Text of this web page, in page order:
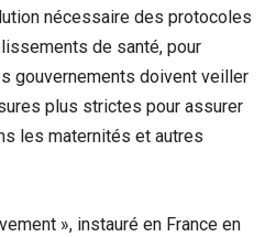
nécessaire des protocoles
de santé, pour
gouvernements doivent veiller
plus strictes pour assurer
les maternités et autres
», instauré en France en